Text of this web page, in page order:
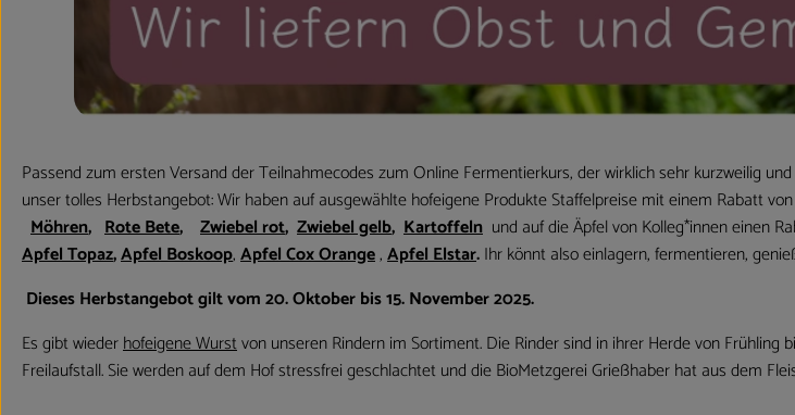
Passend zum ersten Versand der Teilnahmecodes zum Online Fermentierkurs, der wirklich sehr kurzweilig
unser tolles Herbstangebot: Wir haben auf ausgewählte hofeigene Produkte Staffelpreise mit einem Rabatt
Möhren, Rote Bete, Zwiebel rot, Zwiebel gelb, Kartoffeln und auf die Äpfel von Kolleg*innen einen
Apfel Topaz,Apfel Boskoop,Apfel Cox Orange,Apfel Elstar.Ihr könnt also einlagern, fermentieren,
Dieses Herbstangebot gilt vom 20. Oktober bis 15. November 2025.
Es gibt wiederhofeigene Wurstvon unseren Rindern im Sortiment. Die Rinder sind in ihrer Herde von Frühling
Freilaufstall. Sie werden auf dem Hof stressfrei geschlachtet und die BioMetzgerei Grießhaber hat aus dem